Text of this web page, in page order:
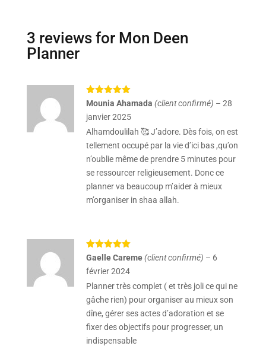
3 reviews for Mon Deen
Planner
Note5sur
Mounia Ahamada (client confirmé) – 28
janvier 2025
Alhamdoulilah 🥰 J’adore. Dès fois, on est
tellement occupé par la vie d’ici bas ,qu’on
n’oublie même de prendre 5 minutes pour
se ressourcer religieusement. Donc ce
planner va beaucoup m’aider à mieux
m’organiser in shaa allah.
Note5sur
Gaelle Careme(client confirmé) – 6
février 2024
Planner très complet ( et très joli ce qui ne
gâche rien) pour organiser au mieux son
dîne, gérer ses actes d’adoration et se
fixer des objectifs pour progresser, un
indispensable